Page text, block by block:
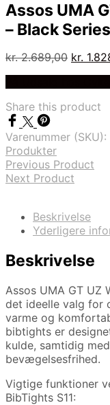
Assos UMA
– Black
kr.2.689,00 Den
kr.
kr.
Share this product
Varenummer (SKU):
Produkter
Previous Product
Next Product
Beskrivelse
Yderligere
Beskrivelse
Assos UMA GT UZ
det ideelle valg for
varme og
bibtights er
kulde, samtidig
bevægelsesfrihed.
Vigtige funktioner
BibTights S11: